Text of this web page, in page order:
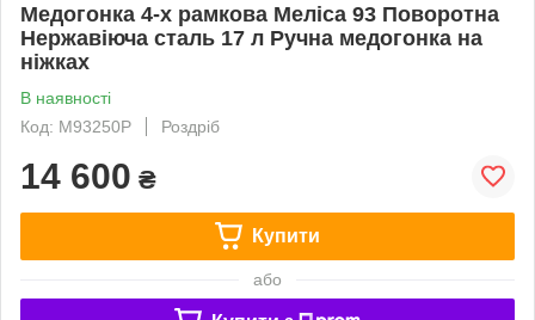
Медогонка 4-х рамкова Меліса 93 Поворотна
Нержавіюча сталь 17 л Ручна медогонка на
ніжках
В наявності
Код: M93250P
Роздріб
14 600 ₴
Купити
або